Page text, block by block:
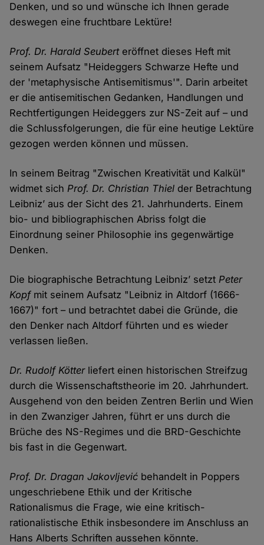
Denken, und so und wünsche ich Ihnen gerade
deswegen eine fruchtbare Lektüre!
Prof. Dr. Harald Seuberteröffnet dieses Heft mit
seinem Aufsatz "Heideggers Schwarze Hefte und
der 'metaphysische Antisemitismus'". Darin arbeitet
er die antisemitischen Gedanken, Handlungen und
Rechtfertigungen Heideggers zur NS-Zeit auf – und
die Schlussfolgerungen, die für eine heutige Lektüre
gezogen werden können und müssen.
In seinem Beitrag "Zwischen Kreativität und Kalkül"
widmet sichProf. Dr. Christian Thiel der Betrachtung
Leibniz’ aus der Sicht des 21. Jahrhunderts. Einem
bio- und bibliographischen Abriss folgt die
Einordnung seiner Philosophie ins gegenwärtige
Denken.
Die biographische Betrachtung Leibniz’ setztPeter
Kopfmit seinem Aufsatz "Leibniz in Altdorf (1666-
1667)" fort – und betrachtet dabei die Gründe, die
den Denker nach Altdorf führten und es wieder
verlassen ließen.
Dr. Rudolf Kötterliefert einen historischen Streifzug
durch die Wissenschaftstheorie im 20. Jahrhundert.
Ausgehend von den beiden Zentren Berlin und Wien
in den Zwanziger Jahren, führt er uns durch die
Brüche des NS-Regimes und die BRD-Geschichte
bis fast in die Gegenwart.
Prof. Dr. Dragan Jakovljević behandelt in Poppers
ungeschriebene Ethik und der Kritische
Rationalismus die Frage, wie eine kritisch-
rationalistische Ethik insbesondere im Anschluss an
Hans Alberts Schriften aussehen könnte.